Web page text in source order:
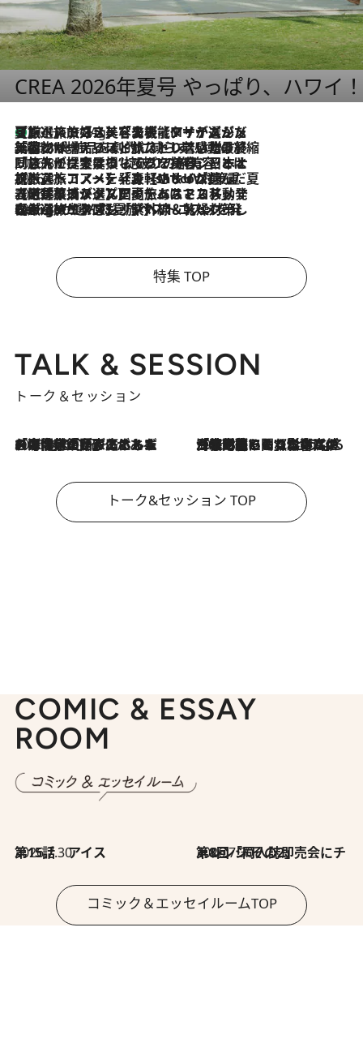
CREA 2026年夏号 やっぱり、ハワイ
10 Hours Ago
【厳選旅コスメ】「多機能アイテムがメイン！」旅好き美容エディターが選んだ夏旅ベストコスメを発表【Mサイズジップ】
2026.8.6
「荷物が増えるほど旅ストレスは増す」美容ジャーナリストがたどり着いた最終結論。“化粧品を劇的に減らす”感動の凝縮美容とは
2026.8.6
「旅先には金髪ウィッグを持参」日本と同じメイクでは損してる!? 美容ジャーナリストが提案する“掟破りの旅美容”とは
2026.8.6
【厳選旅コスメ】「身軽さ＆UV対策重視！」ヘアアーティストshucoが選んだ夏旅ベストコスメを発表【Mサイズジップ】
2026.8.5
【厳選旅コスメ】国内をあちこち移動する河井菜摘が選んだ夏旅ベストコスメ発表！「リラックスアイテムはマスト」【Mサイズジップ】
2026.8.4
【厳選旅コスメ】「紫外線＆乾燥対策しながらメイク感も！」ヘア＆メイクGeorgeが選んだ夏旅ベストコスメを発表！【Mサイズジップ】
特集 TOP
TALK & SESSION
トーク＆セッション
2026.8.3
「今後値上げがあるとすれば…」「リスクがあるのは今年の冬」エネルギー専門家が語る、ホルムズ海峡封鎖が家庭にもたらす“ある心配” 2026.8.3
「住宅建てられない…」「サーチャージ料の高値が続いている」ホルムズ海峡封鎖による影響はいつまで続く？《エネルギー専門家に聞く“どうなる日本の暮らし”》
トーク&セッション TOP
COMIC & ESSAY
ROOM
2026.7.30
第15話 アイス 2026.7.30
第8回「同人誌即売会にチャレンジ その2」
コミック＆エッセイルームTOP